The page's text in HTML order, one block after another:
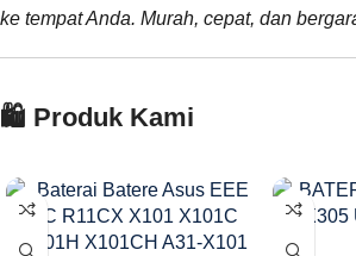
ke tempat Anda. Murah, cepat, dan
🛍️ Produk Kami